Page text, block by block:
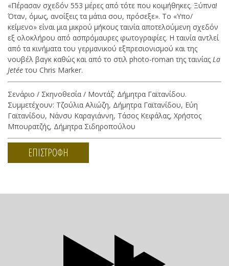
«Πέρασαν σχεδόν 553 μέρες από τότε που κοιμήθηκες. Ξύπνα!
Όταν, όμως, ανοίξεις τα μάτια σου, πρόσεξε». Το «Υπο/
κείμενο» είναι μια μικρού μήκους ταινία αποτελούμενη σχεδόν
εξ ολοκλήρου από ασπρόμαυρες φωτογραφίες. Η ταινία αντλεί
από τα κινήματα του γερμανικού εξπρεσιονισμού και της
νουβέλ βαγκ καθώς και από το στιλ photo-roman της ταινίας La
Jetée του Chris Marker.
Σενάριο / Σκηνοθεσία / Μοντάζ: Δήμητρα Γαϊτανίδου.
Συμμετέχουν: Τζούλια Αλιώζη, Δήμητρα Γαϊτανίδου, Εύη
Γαϊτανίδου, Νάνσυ Καραγιάννη, Τάσος Κεφάλας, Χρήστος
Μπουρατζής, Δήμητρα Σιδηροπούλου
ΕΠΙΣΤΡΟΦΗ